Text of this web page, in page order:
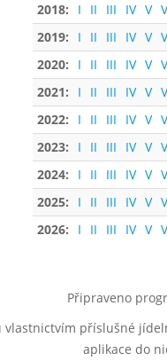
2018:
I II III IV V
2019:
I II III IV V
2020:
I II III IV V
2021:
I II III IV V
2022:
I II III IV V
2023:
I II III IV V
2024:
I II III IV V
2025:
I II III IV V
2026:
I II III IV V
Připraveno
příslušné
aplikace do